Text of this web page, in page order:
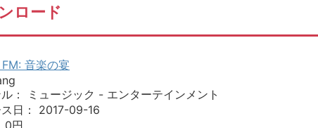
ロード
音楽の宴
： ミュージック - エンターテインメント
ス日： 2017-09-16
0円